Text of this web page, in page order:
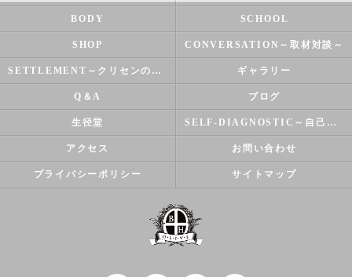
BODY SCHOOL
SHOP CONVERSATION～取材対談～
SETTLEMENT～クリセンのズバリ解決シリーズ～ ギャラリー
Q＆A ブログ
生径堂 SELF-DIAGNOSTIC～自己診断～
アクセス お問い合わせ
プライバシーポリシー サイトマップ